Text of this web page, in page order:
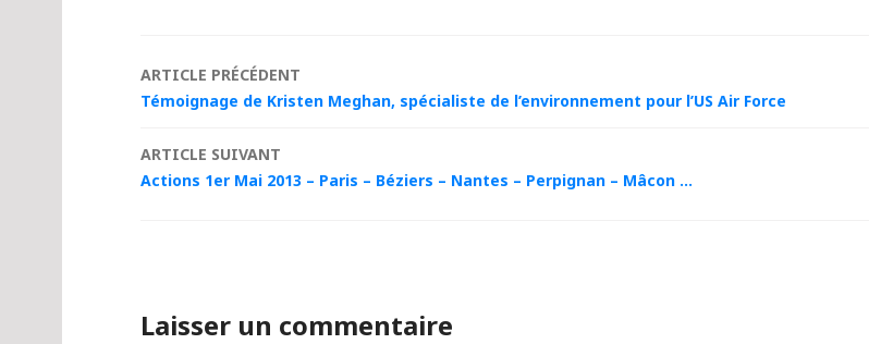
Navigation
articles
ARTICLE PRÉCÉDENT
Témoignage de Kristen Meghan, spécialiste de l’environnement pour l’US Air Force
ARTICLE SUIVANT
Actions 1er Mai 2013 – Paris – Béziers – Nantes – Perpignan – Mâcon …
Laisser un commentaire